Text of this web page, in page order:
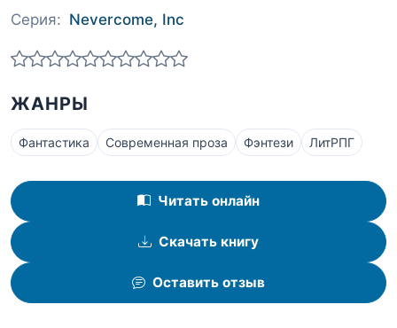
Серия: Nevercome, Inc
ЖАНРЫ
Фантастика Современная проза Фэнтези ЛитРПГ
Читать онлайн
Скачать книгу
Оставить отзыв